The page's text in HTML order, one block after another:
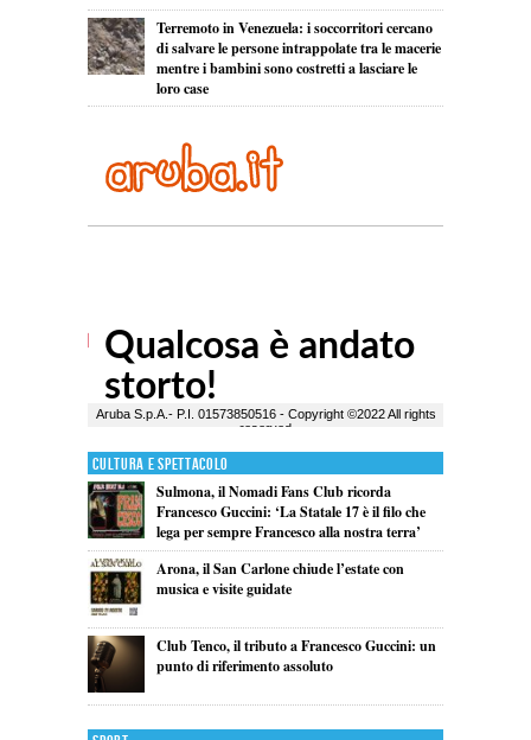
Terremoto in Venezuela: i soccorritori cercano
di salvare le persone intrappolate tra le macerie
mentre i bambini sono costretti a lasciare le
loro case
Cultura e Spettacolo
Sulmona, il Nomadi Fans Club ricorda
Francesco Guccini: ‘La Statale 17 è il filo che
lega per sempre Francesco alla nostra terra’
Arona, il San Carlone chiude l’estate con
musica e visite guidate
Club Tenco, il tributo a Francesco Guccini: un
punto di riferimento assoluto